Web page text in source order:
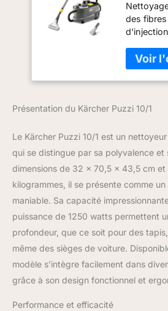
Tissus
Propre
Volume
des
nettoyer
textiles,
de
surfaces
saletés
Les
sont
et
buse de
de large
Présentation du Kärcher Puzzi 10/1
Le Kärcher Puzzi 10/1 est un
qui se distingue par sa polyvalence et
dimensions de 32 x 70,5 x 43,5 cm et
kilogrammes, il se présente comme
maniable. Sa capacité
puissance de 1250 watts permettent
profondeur, que ce soit pour des
même des sièges de voiture.
modèle s’intègre facilement dans
grâce à son design fonctionnel et
Performance et efficacité